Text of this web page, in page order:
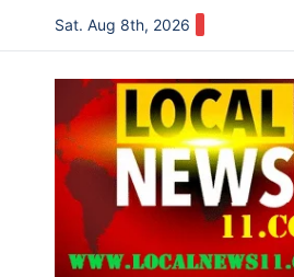
to
content
Sat. Aug 8th, 2026